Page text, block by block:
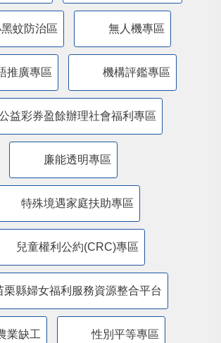
蚊防治區 無人機專區
推廣專區 機構評鑑專區
益彩券盈餘辦理社會福利專區
廉能透明專區
特殊境遇家庭扶助專區
兒童權利公約(CRC)專區
栗縣婦女福利服務資源整合平台
業缺工 性別平等專區